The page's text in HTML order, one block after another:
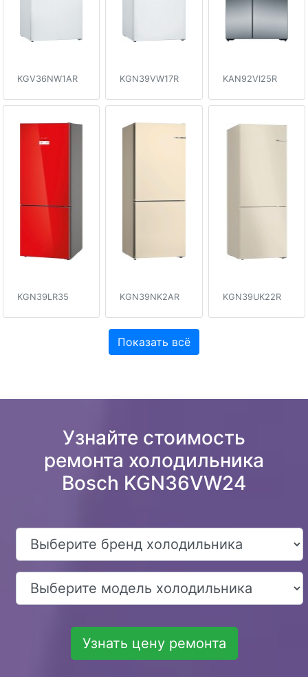
KGV36NW1AR KGN39VW17R KAN92VI25R
KGN39LR35 KGN39NK2AR KGN39UK22R
Показать всё
Узнайте стоимость
ремонта холодильника
Bosch KGN36VW24
Узнать цену ремонта